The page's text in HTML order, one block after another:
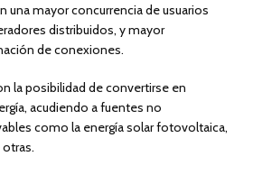
una mayor concurrencia de usuarios
distribuidos, y mayor
de conexiones.
la posibilidad de convertirse en
acudiendo a fuentes no
como la energía solar fotovoltaica,